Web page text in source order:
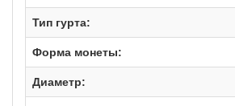
Тип гурта:
Форма монеты:
Диаметр: